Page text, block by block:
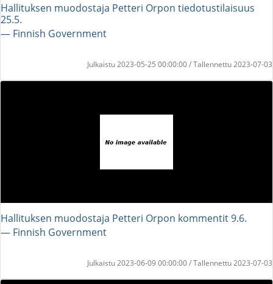
Hallituksen muodostaja Petteri Orpon tiedotustilaisuus
25.5.
― Finnish Government
Julkaistu 2023-05-25 00:00:00 / Tallennettu 2023-07-03
Hallituksen muodostaja Petteri Orpon kommentit 9.6.
― Finnish Government
Julkaistu 2023-06-09 00:00:00 / Tallennettu 2023-07-03